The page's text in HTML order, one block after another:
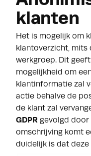
klanten
Het is mogelijk om
klantoverzicht, mits
werkgroep. Dit
mogelijkheid om
klantinformatie zal
actie behalve de
de klant zal
GDPR gevolgd door
omschrijving komt
duidelijk is dat deze